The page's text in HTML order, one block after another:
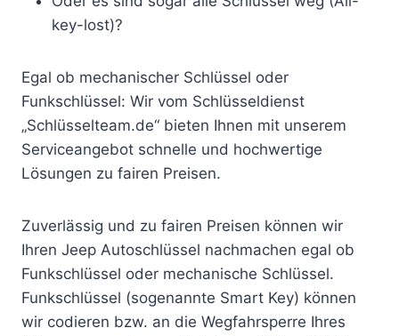
key-lost)?
Egal ob mechanischer Schlüssel oder
Funkschlüssel: Wir vom Schlüsseldienst
„Schlüsselteam.de“ bieten Ihnen mit unserem
Serviceangebot schnelle und hochwertige
Lösungen zu fairen Preisen.
Zuverlässig und zu fairen Preisen können wir
Ihren Jeep Autoschlüssel nachmachen egal ob
Funkschlüssel oder mechanische Schlüssel.
Funkschlüssel (sogenannte Smart Key) können
wir codieren bzw. an die Wegfahrsperre Ihres